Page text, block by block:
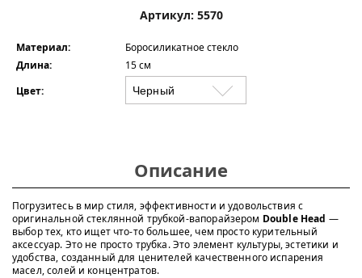
Артикул: 5570
Материал:
Боросиликатное стекло
Длина:
15 см
Цвет:
Описание
Погрузитесь в мир стиля, эффективности и удовольствия с
оригинальной стеклянной трубкой-вапорайзером Double Head —
выбор тех, кто ищет что-то большее, чем просто курительный
аксессуар. Это не просто трубка. Это элемент культуры, эстетики и
удобства, созданный для ценителей качественного испарения
масел, солей и концентратов.